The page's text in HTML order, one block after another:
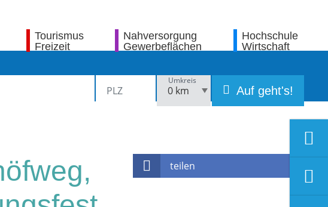
Tourismus
Freizeit
Nahversorgung
Gewerbeflächen
Hochschule
Wirtschaft
Umkreis
Auf geht's!
teilen